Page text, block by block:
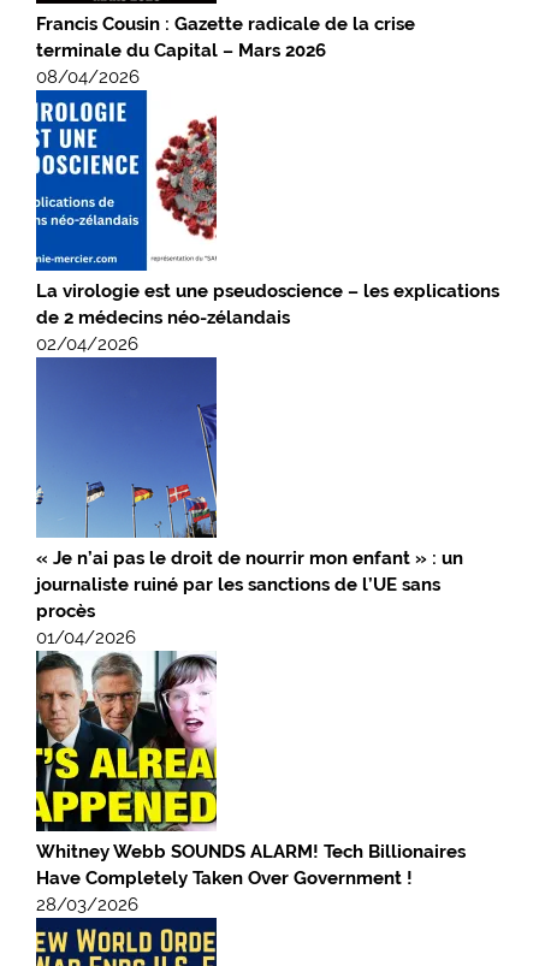
Francis Cousin : Gazette radicale de la crise
terminale du Capital – Mars 2026
08/04/2026
La virologie est une pseudoscience – les explications
de 2 médecins néo-zélandais
02/04/2026
« Je n’ai pas le droit de nourrir mon enfant » : un
journaliste ruiné par les sanctions de l’UE sans
procès
01/04/2026
Whitney Webb SOUNDS ALARM! Tech Billionaires
Have Completely Taken Over Government !
28/03/2026